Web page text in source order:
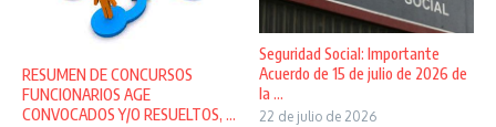
RESUMEN DE CONCURSOS
FUNCIONARIOS AGE
CONVOCADOS Y/O RESUELTOS, ...
Seguridad Social: Importante
Acuerdo de 15 de julio de 2026 de
la ...
22 de julio de 2026